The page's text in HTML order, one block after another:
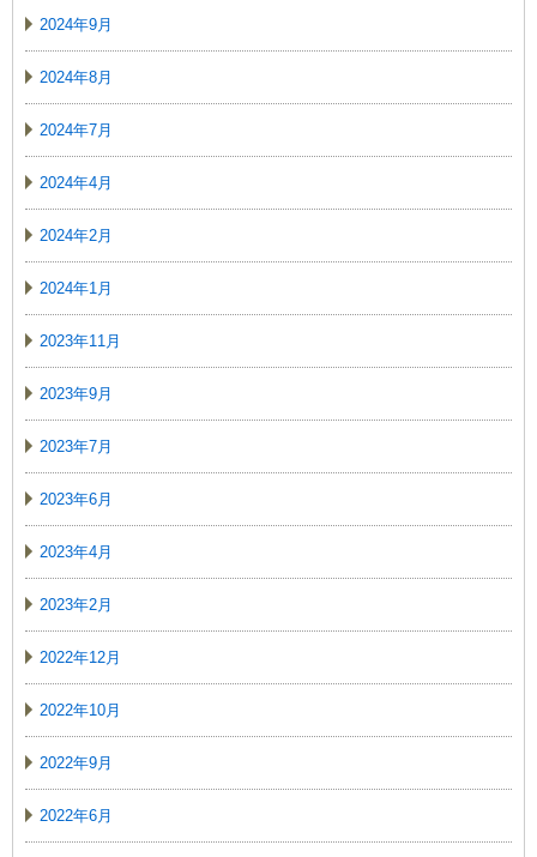
2024年9月
2024年8月
2024年7月
2024年4月
2024年2月
2024年1月
2023年11月
2023年9月
2023年7月
2023年6月
2023年4月
2023年2月
2022年12月
2022年10月
2022年9月
2022年6月